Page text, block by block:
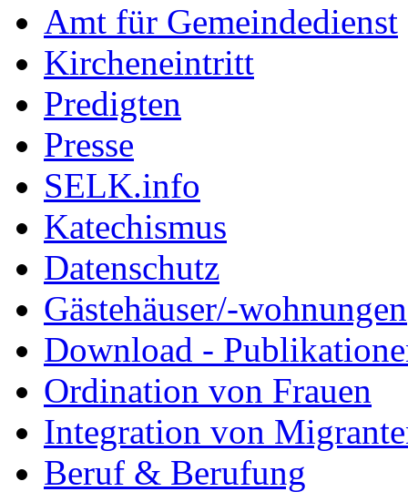
Amt für Gemeindedienst
Kircheneintritt
Predigten
Presse
SELK.info
Katechismus
Datenschutz
Gästehäuser/-wohnungen
Download -
Ordination von Frauen
Integration von
Beruf & Berufung